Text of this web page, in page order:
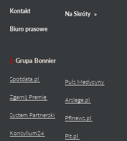
Kontakt
Biuro prasowe
Na Skróty
Grupa Bonnier
Spotdata.pl
Zgarnij Premię
System Partnerski
Konsylium24
Puls Medycyny
Arslege.pl
PRnews.pl
Pit.pl